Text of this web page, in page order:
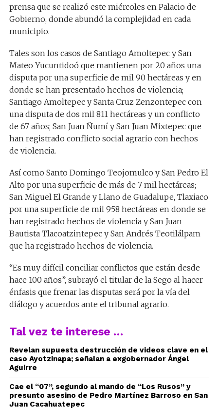
prensa que se realizó este miércoles en Palacio de
Gobierno, donde abundó la complejidad en cada
municipio.
Tales son los casos de Santiago Amoltepec y San
Mateo Yucuntidoó que mantienen por 20 años una
disputa por una superficie de mil 90 hectáreas y en
donde se han presentado hechos de violencia;
Santiago Amoltepec y Santa Cruz Zenzontepec con
una disputa de dos mil 811 hectáreas y un conflicto
de 67 años; San Juan Ñumí y San Juan Mixtepec que
han registrado conflicto social agrario con hechos
de violencia.
Así como Santo Domingo Teojomulco y San Pedro El
Alto por una superficie de más de 7 mil hectáreas;
San Miguel El Grande y Llano de Guadalupe, Tlaxiaco
por una superficie de mil 958 hectáreas en donde se
han registrado hechos de violencia y San Juan
Bautista Tlacoatzintepec y San Andrés Teotilálpam
que ha registrado hechos de violencia.
“Es muy difícil conciliar conflictos que están desde
hace 100 años”, subrayó el titular de la Sego al hacer
énfasis que frenar las disputas será por la vía del
diálogo y acuerdos ante el tribunal agrario.
Tal vez te interese …
Revelan supuesta destrucción de videos clave en el
caso Ayotzinapa; señalan a exgobernador Ángel
Aguirre
Cae el “07”, segundo al mando de “Los Rusos” y
presunto asesino de Pedro Martínez Barroso en San
Juan Cacahuatepec